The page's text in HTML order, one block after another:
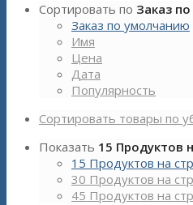
Сортировать по Заказ
Заказ по умолчанию
Имя
Цена
Дата
Популярность
Сортировать товары по
Показать 15 Продуктов
15 Продуктов на
30 Продуктов на
45 Продуктов на